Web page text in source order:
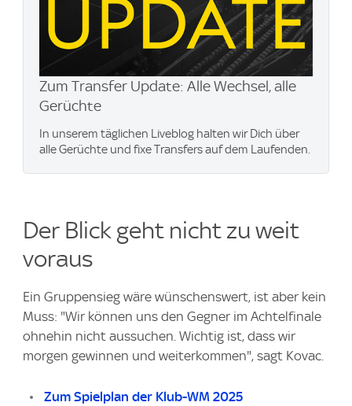
Zum Transfer Update: Alle Wechsel, alle
Gerüchte
In unserem täglichen Liveblog halten wir Dich über
alle Gerüchte und fixe Transfers auf dem Laufenden.
Der Blick geht nicht zu weit
voraus
Ein Gruppensieg wäre wünschenswert, ist aber kein
Muss: "Wir können uns den Gegner im Achtelfinale
ohnehin nicht aussuchen. Wichtig ist, dass wir
morgen gewinnen und weiterkommen", sagt Kovac.
Zum Spielplan der Klub-WM 2025